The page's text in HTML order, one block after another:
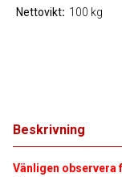
Beskrivning
Vänligen observera
Nettovikt 100 kg